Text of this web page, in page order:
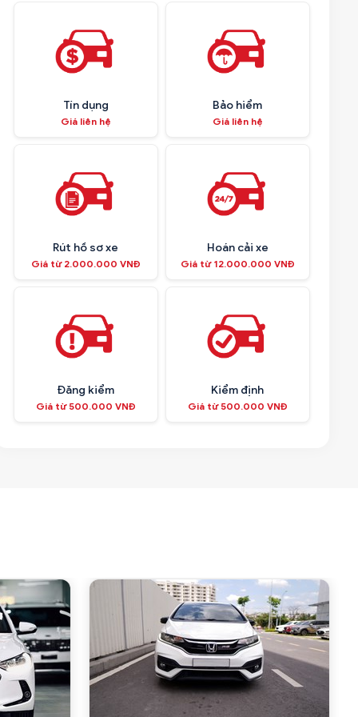
Tín dụng
Giá liên hệ
Bảo hiểm
Giá liên hệ
Rút hồ sơ xe
Giá từ 2.000.000 VNĐ
Hoán cải xe
Giá từ 12.000.000 VNĐ
Đăng kiểm
Giá từ 500.000 VNĐ
Kiểm định
Giá từ 500.000 VNĐ